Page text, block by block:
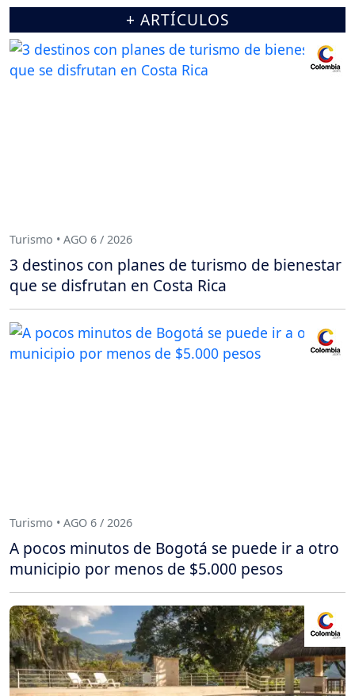
+ ARTÍCULOS
Turismo • AGO 6 / 2026
3 destinos con planes de turismo de bienestar
que se disfrutan en Costa Rica
Turismo • AGO 6 / 2026
A pocos minutos de Bogotá se puede ir a otro
municipio por menos de $5.000 pesos